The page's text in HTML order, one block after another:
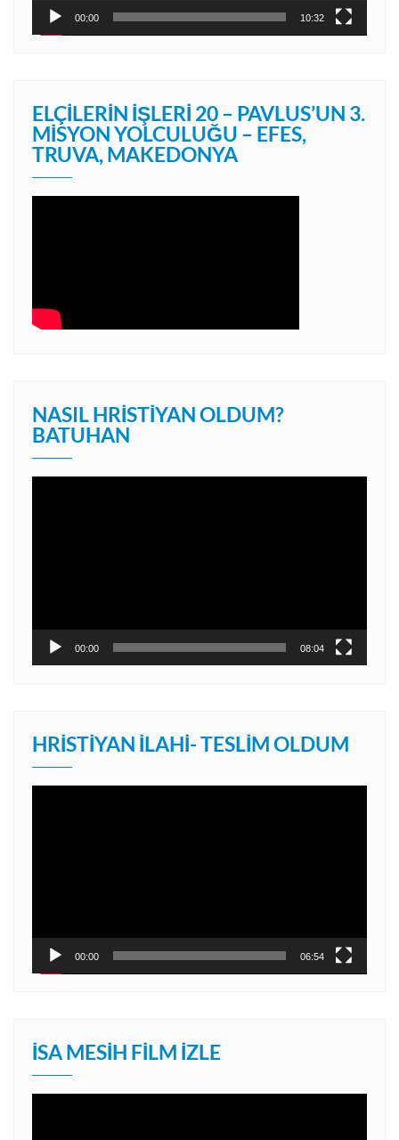
00:00 10:32
ELÇILERIN İŞLERI 20 – PAVLUS’UN 3.
MISYON YOLCULUĞU – EFES,
TRUVA, MAKEDONYA
NASIL HRISTIYAN OLDUM?
BATUHAN
00:00 08:04
HRISTIYAN İLAHI- TESLIM OLDUM
00:00 06:54
İSA MESIH FILM İZLE